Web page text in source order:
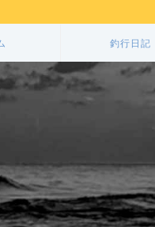
釣行日記